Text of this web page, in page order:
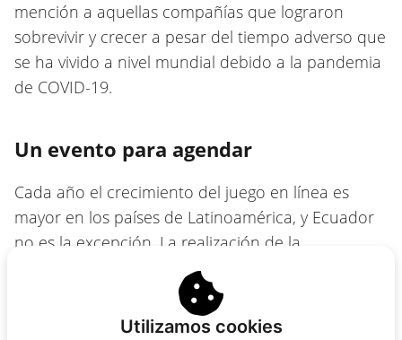
mención a aquellas compañías que lograron
sobrevivir y crecer a pesar del tiempo adverso que
se ha vivido a nivel mundial debido a la pandemia
de COVID-19.
Un evento para agendar
Cada año el crecimiento del juego en línea es
mayor en los países de Latinoamérica, y Ecuador
no es la excepción. La realización de la
conferencia SBC especializada en la región es una
muestra del enorme potencial e interés que hay
del mercado en los países latinos.
Utilizamos cookies